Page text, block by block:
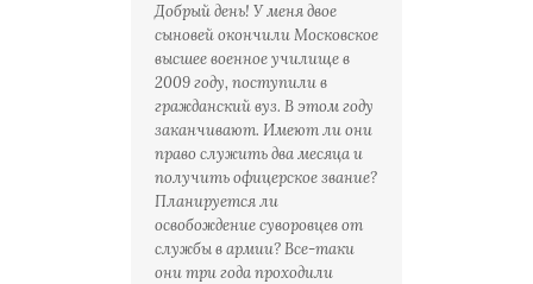
Добрый день! У меня двое
сыновей окончили Московское
высшее военное училище в
2009 году, поступили в
гражданский вуз. В этом году
заканчивают. Имеют ли они
право служить два месяца и
получить офицерское звание?
Планируется ли
освобождение суворовцев от
службы в армии? Все-таки
они три года проходили